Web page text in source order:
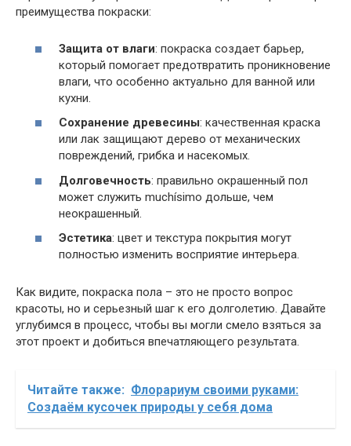
преимущества покраски:
Защита от влаги: покраска создает барьер,
который помогает предотвратить проникновение
влаги, что особенно актуально для ванной или
кухни.
Сохранение древесины: качественная краска
или лак защищают дерево от механических
повреждений, грибка и насекомых.
Долговечность: правильно окрашенный пол
может служить muchísimo дольше, чем
неокрашенный.
Эстетика: цвет и текстура покрытия могут
полностью изменить восприятие интерьера.
Как видите, покраска пола – это не просто вопрос
красоты, но и серьезный шаг к его долголетию. Давайте
углубимся в процесс, чтобы вы могли смело взяться за
этот проект и добиться впечатляющего результата.
Читайте также: Флорариум своими руками:
Создаём кусочек природы у себя дома